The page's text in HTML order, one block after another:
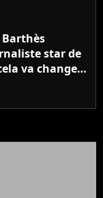
star de
va changer